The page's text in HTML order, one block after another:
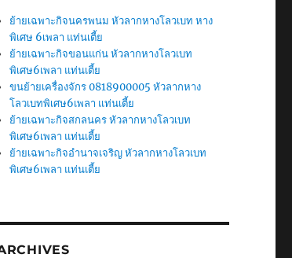
ย้ายเฉพาะกิจนครพนม หัวลากหางโลวเบท หาง
พิเศษ 6เพลา แท่นเตี้ย
ย้ายเฉพาะกิจขอนแก่น หัวลากหางโลวเบท
พิเศษ6เพลา แท่นเตี้ย
ขนย้ายเครื่องจักร 0818900005 หัวลากหาง
โลวเบทพิเศษ6เพลา แท่นเตี้ย
ย้ายเฉพาะกิจสกลนคร หัวลากหางโลวเบท
พิเศษ6เพลา แท่นเตี้ย
ย้ายเฉพาะกิจอำนาจเจริญ หัวลากหางโลวเบท
พิเศษ6เพลา แท่นเตี้ย